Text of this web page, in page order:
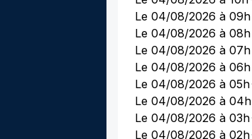
Le 04/08/2026 à 09h
Le 04/08/2026 à 08h
Le 04/08/2026 à 07h
Le 04/08/2026 à 06h
Le 04/08/2026 à 05h
Le 04/08/2026 à 04h
Le 04/08/2026 à 03h
Le 04/08/2026 à 02h